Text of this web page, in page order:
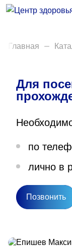
Акции
Направления
Главная
Для
по
лично в
Позвонить